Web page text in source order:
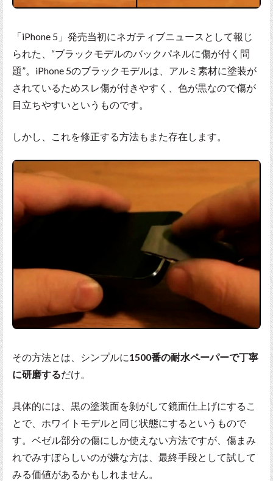
「iPhone 5」発売当初にネガティブニュースとして報じ
られた、“ブラックモデルのバックパネルに傷が付く問
題”。iPhone 5のブラックモデルは、アルミ素材に塗装が
されているためスレ傷が付きやすく、色が黒なので傷が
目立ちやすいというものです。
しかし、これを修正する方法もまた存在します。
その方法とは、シンプルに1500番の耐水ペーパーで丁寧
に研磨するだけ。
具体的には、黒の塗装面を剝がして鏡面仕上げにするこ
とで、ホワイトモデルと同じ状態にするというもので
す。ベゼル部分の傷にしか使えない方法ですが、傷まみ
れでみすぼらしいのが嫌な方は、最終手段として試して
みる価値があるかもしれません。